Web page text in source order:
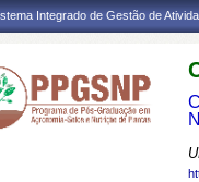
Integrado de Gestão de